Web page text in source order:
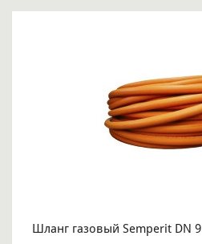
Шланг газовый Semperit DN